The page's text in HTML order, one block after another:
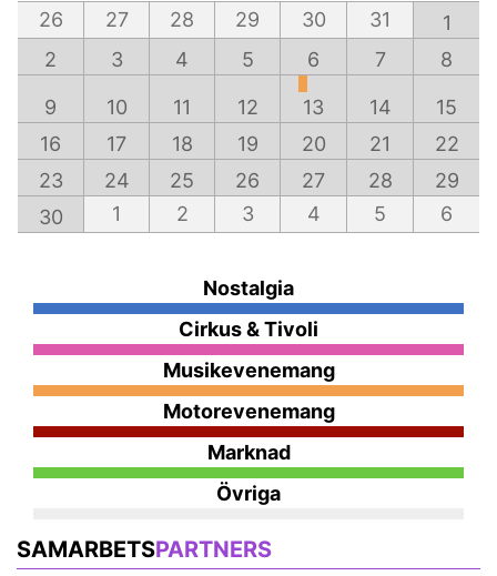
26
27 28 29 30 31
1
2
3 4 5 6 7 8
9 10 11 12 13 14
15
16
17 18 19 20 21
22
23
24 25 26 27 28
29
30
1 2 3 4 5 6
Nostalgia
Cirkus & Tivoli
Musikevenemang
Motorevenemang
Marknad
Övriga
SAMARBETSPARTNERS